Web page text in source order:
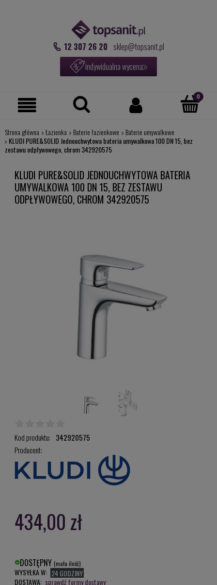
12 307 26 20 sklep@topsanit.pl
indywidualna wycena
Strona główna Łazienka Baterie łazienkowe
Baterie umywalkowe
KLUDI PURE&SOLID Jednouchwytowa bateria umywalkowa 100 DN 15, bez
zestawu odpływowego, chrom 342920575
KLUDI PURE&SOLID JEDNOUCHWYTOWA BATERIA
UMYWALKOWA 100 DN 15, BEZ ZESTAWU
ODPŁYWOWEGO, CHROM 342920575
Kod produktu: 342920575
Producent:
434,00 zł
DOSTĘPNY (mała ilość)
WYSYŁKA W: 24 GODZINY
DOSTAWA: sprawdź formy dostawy